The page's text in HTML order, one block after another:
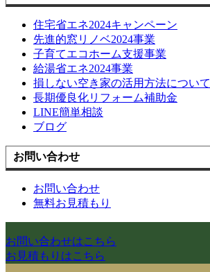
住宅省エネ2024キャンペーン
先進的窓リノベ2024事業
子育てエコホーム支援事業
給湯省エネ2024事業
損しない空き家の活用方法について
長期優良化リフォーム補助金
LINE簡単相談
ブログ
お問い合わせ
お問い合わせ
無料お見積もり
お問い合わせはこちら
お見積もりはこちら